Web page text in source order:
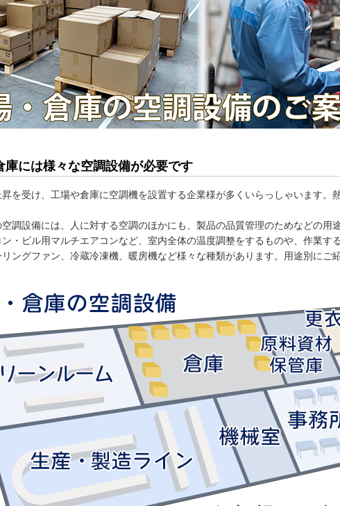
庫には様々な空調設備が必要です
を受け、工場や倉庫に空調機を設置する企業様が多くいらっしゃいます。
調設備には、人に対する空調のほかにも、製品の品質管理のためなどの用
・ビル用マルチエアコンなど、室内全体の温度調整をするものや、作業す
ングファン、冷蔵冷凍機、暖房機など様々な種類があります。用途別にご紹